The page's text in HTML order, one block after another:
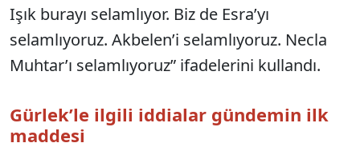
Işık burayı selamlıyor. Biz de Esra’yı
selamlıyoruz. Akbelen’i selamlıyoruz. Necla
Muhtar’ı selamlıyoruz” ifadelerini kullandı.
Gürlek’le ilgili iddialar gündemin ilk
maddesi